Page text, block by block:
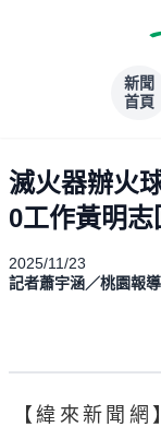
新聞
首頁
滅火器辦火
0工作黃明志
2025/11/23
記者蕭宇涵／桃園報導
【緯來新聞